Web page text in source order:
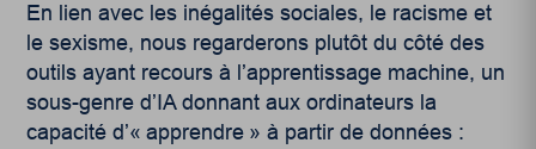
En lien avec les inégalités sociales, le racisme et
le sexisme, nous regarderons plutôt du côté des
outils ayant recours à l’apprentissage machine, un
sous-genre d’IA donnant aux ordinateurs la
capacité d’« apprendre » à partir de données :